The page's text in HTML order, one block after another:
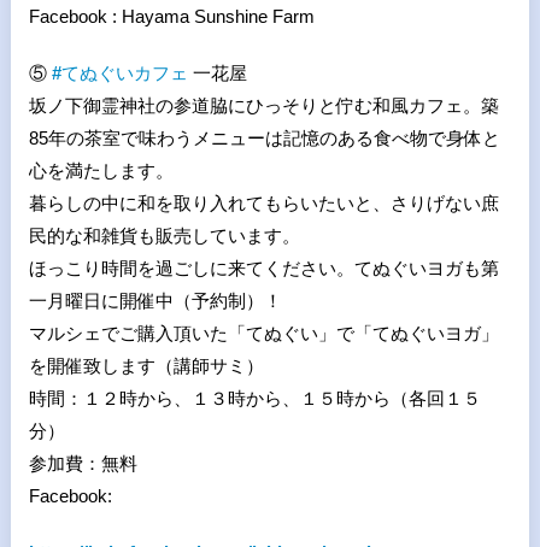
Facebook : Hayama Sunshine Farm
⑤ #てぬぐいカフェ 一花屋
坂ノ下御霊神社の参道脇にひっそりと佇む和風カフェ。築
85年の茶室で味わうメニューは記憶のある食べ物で身体と
心を満たします。
暮らしの中に和を取り入れてもらいたいと、さりげない庶
民的な和雑貨も販売しています。
ほっこり時間を過ごしに来てください。てぬぐいヨガも第
一月曜日に開催中（予約制）！
マルシェでご購入頂いた「てぬぐい」で「てぬぐいヨガ」
を開催致します（講師サミ）
時間：１２時から、１３時から、１５時から（各回１５
分）
参加費：無料
Facebook: